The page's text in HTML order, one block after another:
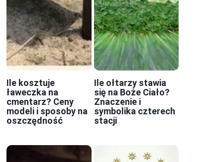
Ile kosztuje
ławeczka na
cmentarz? Ceny
modeli i sposoby na
oszczędność
Ile ołtarzy stawia
się na Boże Ciało?
Znaczenie i
symbolika czterech
stacji